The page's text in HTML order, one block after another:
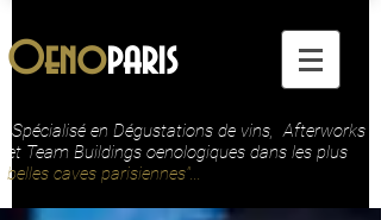
Oenoparis
"Spécialisé en Dégustations de vins, Afterworks
et Team Buildings oenologiques dans les plus
belles caves parisiennes"...